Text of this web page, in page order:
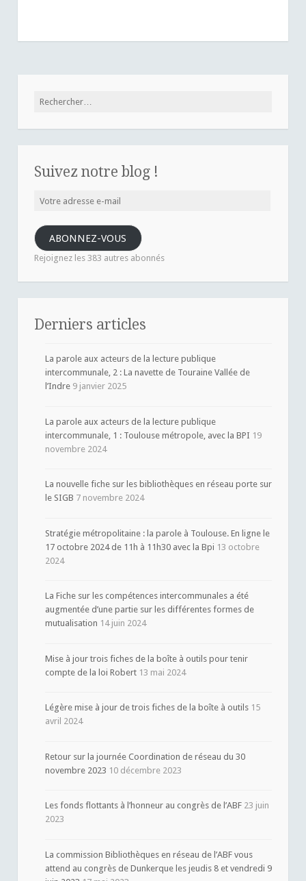
Rechercher :
Suivez notre blog !
Votre
mail ABONNEZ-VOUS
Rejoignez les 383 autres abonnés
Derniers articles
La parole aux acteurs de la lecture publique
intercommunale, 2 : La navette de Touraine Vallée de
l’Indre 9 janvier 2025
La parole aux acteurs de la lecture publique
intercommunale, 1 : Toulouse métropole, avec la BPI 19
novembre 2024
La nouvelle fiche sur les bibliothèques en réseau porte sur
le SIGB 7 novembre 2024
Stratégie métropolitaine : la parole à Toulouse. En ligne le
17 octobre 2024 de 11h à 11h30 avec la Bpi 13 octobre
2024
La Fiche sur les compétences intercommunales a été
augmentée d’une partie sur les différentes formes de
mutualisation 14 juin 2024
Mise à jour trois fiches de la boîte à outils pour tenir
compte de la loi Robert 13 mai 2024
Légère mise à jour de trois fiches de la boîte à outils 15
avril 2024
Retour sur la journée Coordination de réseau du 30
novembre 2023 10 décembre 2023
Les fonds flottants à l’honneur au congrès de l’ABF 23 juin
2023
La commission Bibliothèques en réseau de l’ABF vous
attend au congrès de Dunkerque les jeudis 8 et vendredi 9